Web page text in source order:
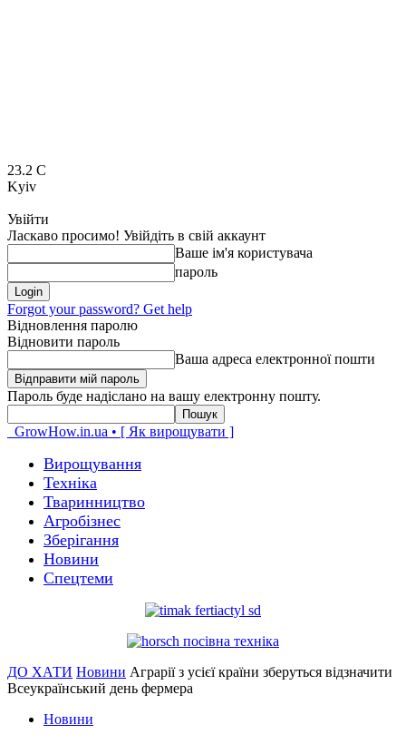
23.2 C
Kyiv
Увійти
Ласкаво просимо! Увійдіть в свій аккаунт
Ваше ім'я користувача
пароль
Forgot your password? Get help
Відновлення паролю
Відновити пароль
Ваша адреса електронної пошти
Пароль буде надіслано на вашу електронну пошту.
GrowHow.in.ua • [ Як вирощувати ]
Вирощування
Техніка
Тваринництво
Агробізнес
Зберігання
Новини
Спецтеми
ДО ХАТИ Новини Аграрії з усієї країни зберуться відзначити
Всеукраїнський день фермера
Новини